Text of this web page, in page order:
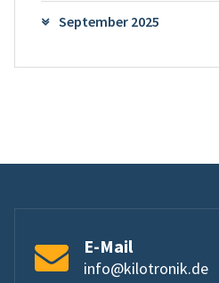
September 2025
E-Mail
info@kilotronik.de